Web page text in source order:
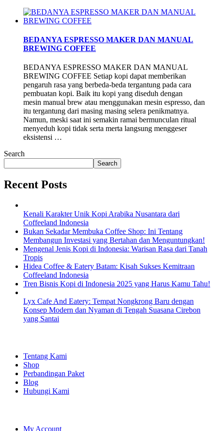
BEDANYA ESPRESSO MAKER DAN MANUAL
BREWING COFFEE
BEDANYA ESPRESSO MAKER DAN MANUAL
BREWING COFFEE Setiap kopi dapat memberikan
pengaruh rasa yang berbeda-beda tergantung pada cara
pembuatan kopi. Baik itu kopi yang diseduh dengan
mesin manual brew atau menggunakan mesin espresso, dan
itu tergantung dari masing masing selera penikmatnya.
Namun, meski saat ini semakin ramai bermunculan ritual
menyeduh kopi tidak serta merta langsung menggeser
eksistensi …
Search
Search
Recent Posts
Kenali Karakter Unik Kopi Arabika Nusantara dari
Coffeeland Indonesia
Bukan Sekadar Membuka Coffee Shop: Ini Tentang
Membangun Investasi yang Bertahan dan Menguntungkan!
Mengenal Jenis Kopi di Indonesia: Warisan Rasa dari Tanah
Tropis
Hidea Coffee & Eatery Batam: Kisah Sukses Kemitraan
Coffeeland Indonesia
Tren Bisnis Kopi di Indonesia 2025 yang Harus Kamu Tahu!
Lyx Cafe And Eatery: Tempat Nongkrong Baru dengan
Konsep Modern dan Nyaman di Tengah Suasana Cirebon
yang Santai
Tentang Kami
Shop
Perbandingan Paket
Blog
Hubungi Kami
My Account